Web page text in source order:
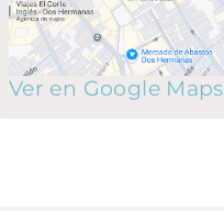
Ver en Google Maps